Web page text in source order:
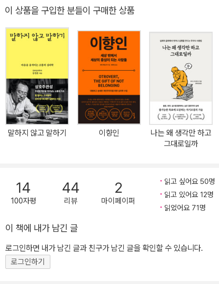
원리, 누구나 해 볼 수 있는 심플한 일상 꿀팁 수록 ● 집중력을 끌어
올리려면 하루 5분 책 읽기로 시작해야 한다 생각이 많은 사람은 한
가지 일에 몰두하기 어려워 자주 쉬어야 하거나 중도에 포기하는 일
이 다반사이다. 만약 이 일이 반복되면 성취욕은 사라지게 되고, 무력
감이 그 자리에 피어날 수 있다. 또한 현대인이 꼭 지켜야 할 자존감도
곤두박질칠 수 있다. 이건 비단 비즈니스뿐만 아니라 독서에서도 똑
같이 적용된다. 이 책은 하루 5분만 읽어도 될 만큼 뇌과학을 짧고, 쉽
고, 간단하게 설명했다. 뇌과학의 재미에 빠져 책을 펼치자마자 한 번
에 읽어내려갈 수 있지만, 생각날 때마다 조금씩 읽어도 된다. 성취 경
험은 ‘뇌에 집중 회로를 만드는 요소’라고 한다. 여러분도 이 책을 읽
은 보장된다 모든 인간은 ‘불안’과 ‘부정성 편향’을 가지고 태어나며
이는 생각이 많아지게 만들고 무력감에 실천력을 떨어뜨리는 원인이
된다. 하지만 모든 사람이 생각이 많다고 할 수는 없다. 실제로 성공한
이 사람들의 차이는 ‘불안을 다스릴 줄 아는 자’, ‘불안을 다스릴 줄 모
르는 자’에서 온다. 불안은 인간이 평생 가지고 가야 할 마음의 기능으
로 몸 바깥으로 내보낼 수 없다. 이러한 불안을 다스리는 좋은 방법이
이 상품을 구입한 분들이 구매한 상품
말하지 않고 말하기 이향인
나는 왜 생각만 하고
그대로일까
14
100자평
44
리뷰
2
마이페이퍼
읽고 싶어요 50명
읽고 있어요 12명
읽었어요 71명
이 책에 내가 남긴 글
로그인하면 내가 남긴 글과 친구가 남긴 글을 확인할 수 있습니다.
로그인하기